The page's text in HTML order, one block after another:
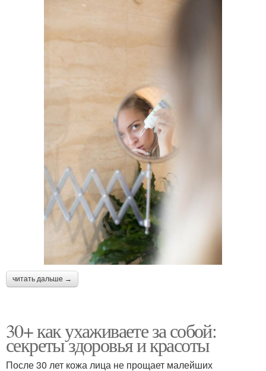
читать дальше →
30+ как ухаживаете за собой:
секреты здоровья и красоты
После 30 лет кожа лица не прощает малейших